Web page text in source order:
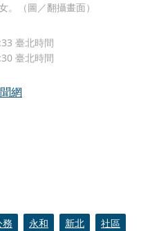
。（圖／翻攝畫面）
臺北時間
臺北時間
網
務 永和 新北
社區